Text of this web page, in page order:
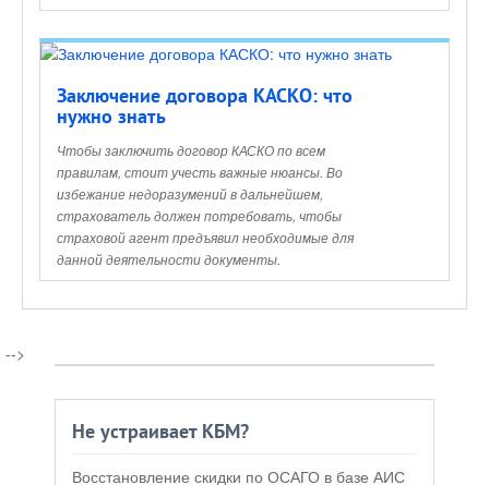
Заключение договора КАСКО: что
нужно знать
Чтобы заключить договор КАСКО по всем
правилам, стоит учесть важные нюансы. Во
избежание недоразумений в дальнейшем,
страхователь должен потребовать, чтобы
страховой агент предъявил необходимые для
данной деятельности документы.
-->
Не устраивает КБМ?
Восстановление скидки по ОСАГО в базе АИС